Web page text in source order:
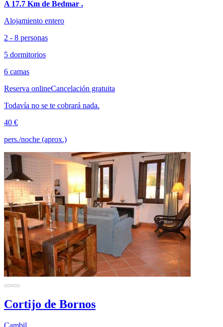
A 17.7 Km de Bedmar .
Alojamiento entero
2 - 8 personas
5 dormitorios
6 camas
Reserva onlineCancelación gratuita
Todavía no se te cobrará nada.
40 €
pers./noche (aprox.)
Cortijo de Bornos
Cambil